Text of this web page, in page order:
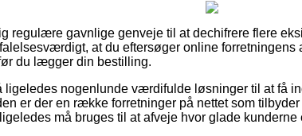
regulære gavnlige genveje til at dechifrere flere
at du eftersøger online
du lægger din bestilling.
ligeledes nogenlunde værdifulde løsninger til at få
er der en række forretninger på nettet som
må bruges til at afveje hvor glade kunderne